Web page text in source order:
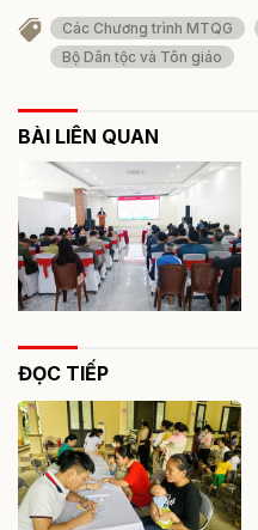
Các Chương trình MTQG
Bộ Dân tộc và Tôn giáo
BÀI LIÊN QUAN
ĐỌC TIẾP